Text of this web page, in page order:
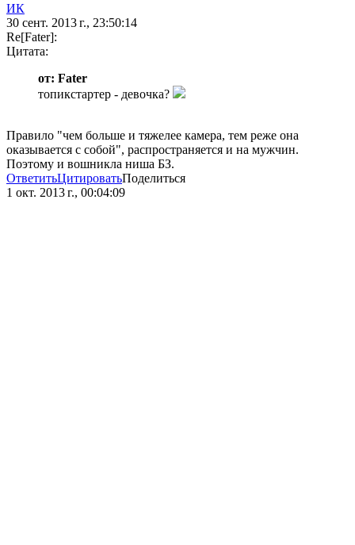
ИК
30 сент. 2013 г., 23:50:14
Re[Fater]:
Цитата:
от: Fater
топикстартер - девочка?
Правило "чем больше и тяжелее камера, тем реже она
оказывается с собой", распространяется и на мужчин.
Поэтому и вошникла ниша БЗ.
ОтветитьЦитироватьПоделиться
1 окт. 2013 г., 00:04:09